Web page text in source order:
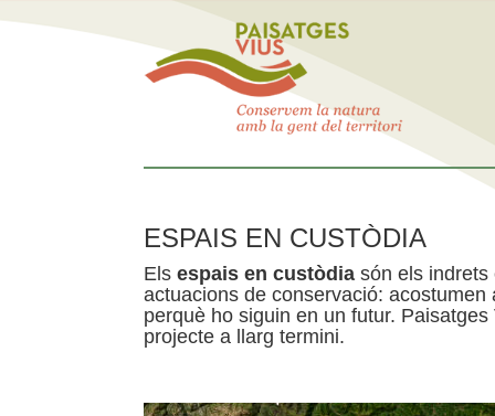
ESPAIS EN CUSTÒDIA
Els espais en custòdia són els indrets
actuacions de conservació:
perquè ho siguin en un futur.
projecte a llarg termini.